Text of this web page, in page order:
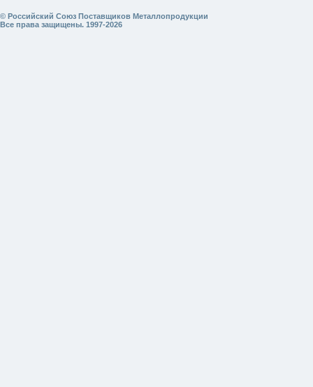
© Российский Союз Поставщиков Металлопродукции
Все права защищены. 1997-2026